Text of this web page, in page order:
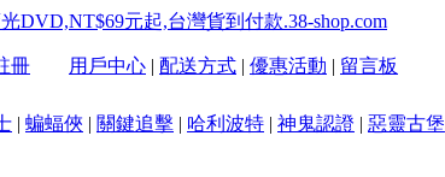
冊 用戶中心 | 配送方式 | 優惠活動 | 留言板
| 蝙蝠俠 | 關鍵追擊 | 哈利波特 | 神鬼認證 | 惡靈古堡